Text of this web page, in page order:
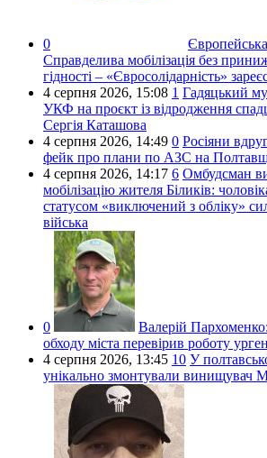
0
Справделива мобілізація без
гідності – «Євросолідарність»
4 серпня 2026, 15:08 1 Гадяцький
УКФ на проєкт із відродження
Сергія Каташова
4 серпня 2026, 14:49 0 Росіяни
фейк про плани по АЗС на
4 серпня 2026, 14:17 6 Омбудсман
мобілізацію жителя Біликів:
статусом «виключений з обліку»
війська
0 Валерій Пархоменко:
обходу міста перевірив роботу
4 серпня 2026, 13:45 10 У
унікально змонтували винищувач